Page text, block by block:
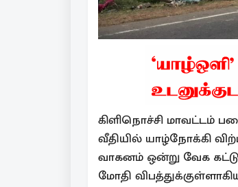
கிளிநொச்சி மாவட்டம்
வீதியில் யாழ்நோக்கி
வாகனம் ஒன்று வேக
மோதி